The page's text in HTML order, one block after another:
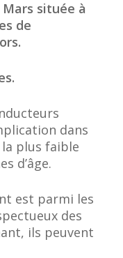
située à
de
dans
plus faible
d’âge.
est parmi les
des
ils peuvent